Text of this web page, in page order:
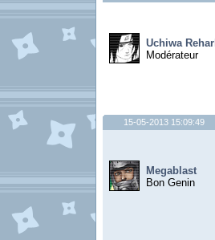
Uchiwa Reharl
Modérateur
15-05-2013 15:09:49
Megablast
Bon Genin